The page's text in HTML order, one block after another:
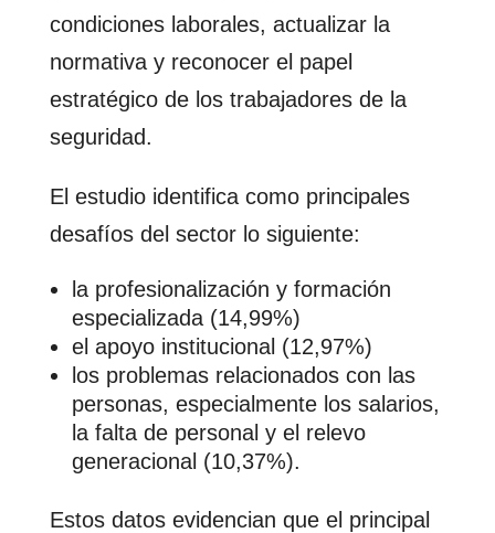
condiciones laborales, actualizar la
normativa y reconocer el papel
estratégico de los trabajadores de la
seguridad.
El estudio identifica como principales
desafíos del sector lo siguiente:
la profesionalización y formación
especializada (14,99%)
el apoyo institucional (12,97%)
los problemas relacionados con las
personas, especialmente los salarios,
la falta de personal y el relevo
generacional (10,37%).
Estos datos evidencian que el principal